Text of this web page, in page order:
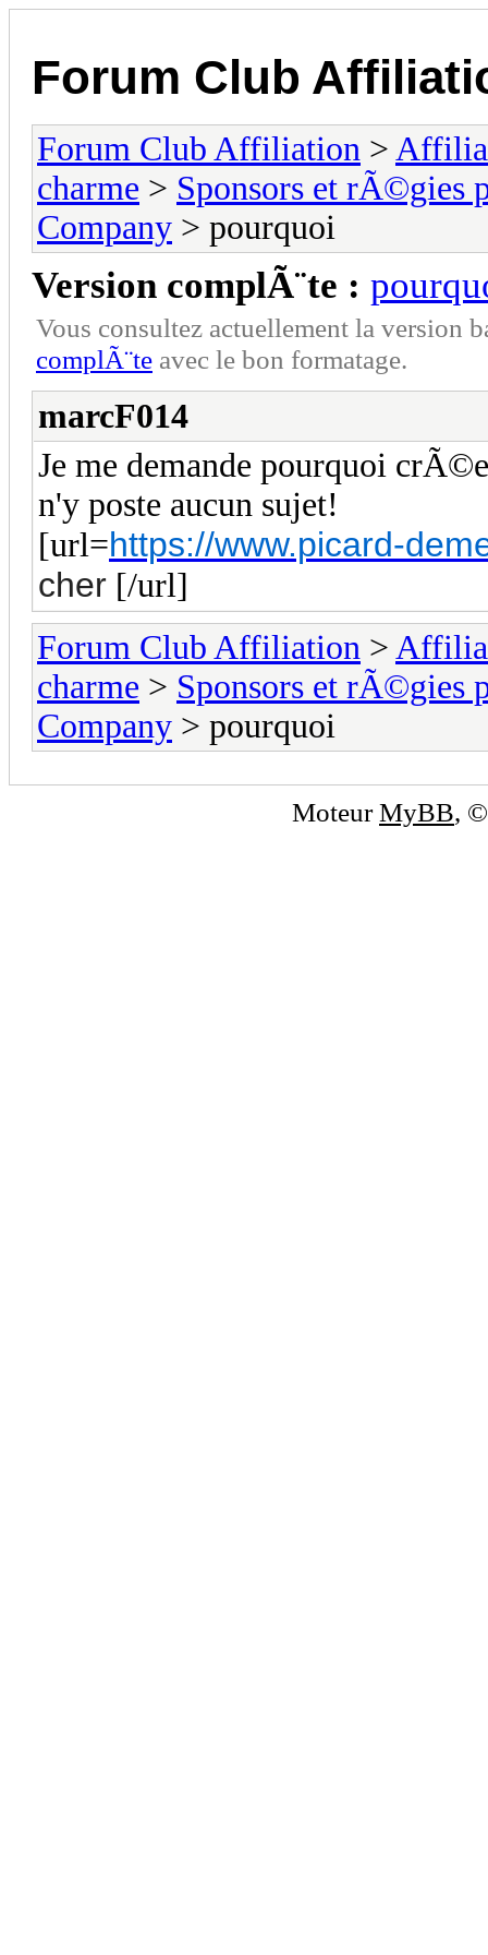
Forum Club
Forum Club Affiliation >
charme > Sponsors et rÃ©gies
Company > pourquoi
Version complÃ¨te :
Vous consultez actuellement la
complÃ¨te avec le bon formatage.
marcF014
Je me demande pourquoi
n'y poste aucun sujet!
[url=https://www.picard-
cher [/url]
Forum Club Affiliation >
charme > Sponsors et rÃ©gies
Company > pourquoi
MoteurMyBB,